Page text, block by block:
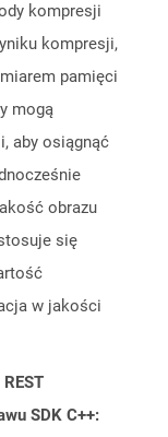
kompresji
kompresji,
pamięci
mogą
aby osiągnąć
obrazu
się
w jakości
SDK C++: